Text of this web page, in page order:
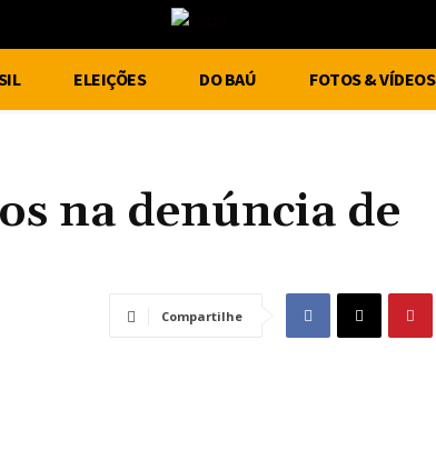
ELEIÇÕES DO BAÚ FOTOS & VÍDEOS
na denúncia de
Compartilhe